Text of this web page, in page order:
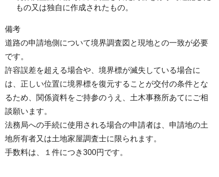
もの又は独自に作成されたもの。
備考
道路の申請地側について境界調査図と現地との一致が必要
です。
許容誤差を超える場合や、境界標が滅失している場合に
は、正しい位置に境界標を復元することが交付の条件とな
るため、関係資料をご持参のうえ、土木事務所あてにご相
談願います。
法務局への手続に使用される場合の申請者は、申請地の土
地所有者又は土地家屋調査士に限られます。
手数料は、１件につき300円です。